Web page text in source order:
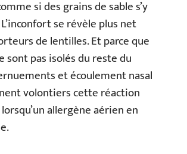
si des grains de sable s’y
se révèle plus net
de lentilles. Et parce que
sont pas isolés du reste du
et écoulement nasal
volontiers cette réaction
allergène aérien en